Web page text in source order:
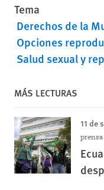
Tema
Derechos de la
Opciones
Salud sexual y
MÁS LECTURAS
11 de
prensa